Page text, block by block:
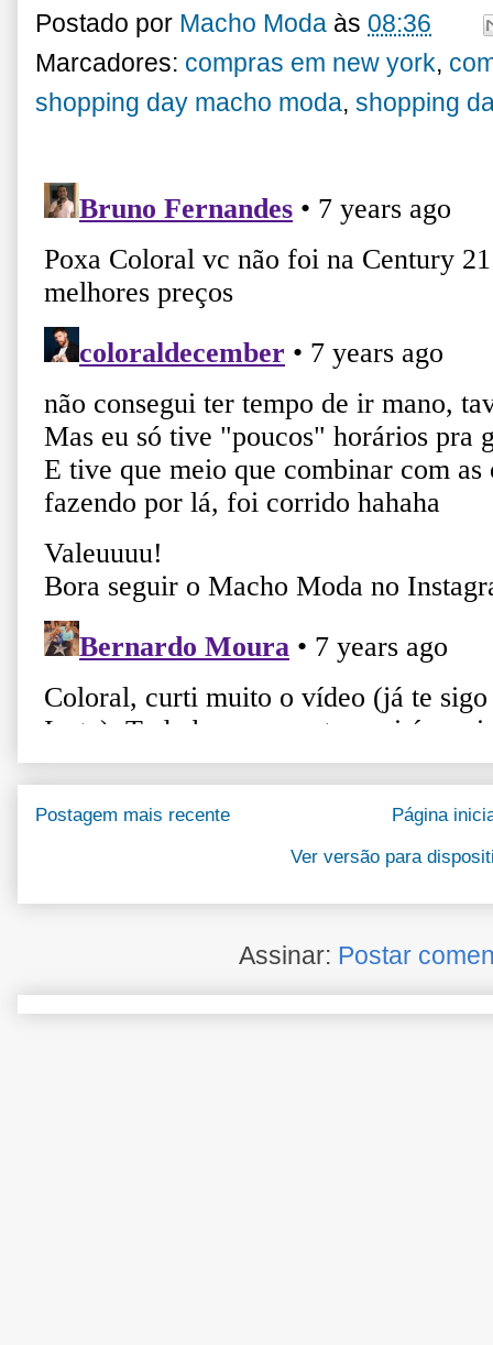
Postado por Macho Moda às 08:36
Marcadores: compras em new york,
shopping day macho moda, shopping
Postagem mais recente
Página
Ver versão para
Assinar: Postar